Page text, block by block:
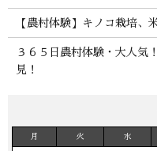
【農村体験】キノコ栽培、
３６５日農村体験・大人気
見！
月 火 水